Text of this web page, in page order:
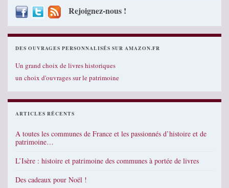
Rejoignez-nous !
DES OUVRAGES PERSONNALISÉS SUR AMAZON.FR
Un grand choix de livres historiques
un choix d'ouvrages sur le patrimoine
ARTICLES RÉCENTS
A toutes les communes de France et les passionnés d’histoire et de
patrimoine…
L’Isère : histoire et patrimoine des communes à portée de livres
Des cadeaux pour Noël !